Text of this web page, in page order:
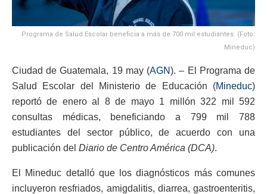
Programa de Salud Escolar beneficia a más de 700 mil estudiantes. (Foto:
Mineduc)
Ciudad de Guatemala, 19 may (AGN). – El Programa de
Salud Escolar del Ministerio de Educación (Mineduc)
reportó de enero al 8 de mayo 1 millón 322 mil 592
consultas médicas, beneficiando a 799 mil 788
estudiantes del sector público, de acuerdo con una
publicación del Diario de Centro América (DCA).
El Mineduc detalló que los diagnósticos más comunes
incluyeron resfriados, amigdalitis, diarrea, gastroenteritis,